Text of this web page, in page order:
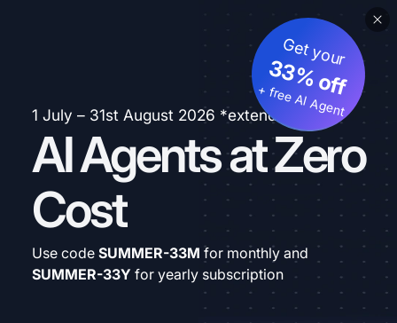
1 July – 31st August 2026 *extended
AI Agents at Zero
Cost
Get your
33% off
+ free AI Agent
Use code SUMMER-33M for monthly and
SUMMER-33Y for yearly subscription